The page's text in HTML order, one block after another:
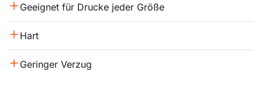
Geeignet für Drucke jeder Größe
Hart
Geringer Verzug